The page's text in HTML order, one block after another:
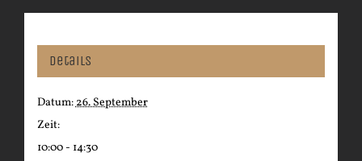
Details
Datum:26. September
Zeit:
10:00 - 14:30